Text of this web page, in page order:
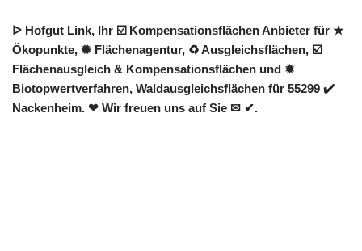
ᐅ Hofgut Link, Ihr ☑️ Kompensationsflächen Anbieter für ★
Ökopunkte, ✺ Flächenagentur, ♻ Ausgleichsflächen, ☑️
Flächenausgleich & Kompensationsflächen und ✹
Biotopwertverfahren, Waldausgleichsflächen für 55299 ✔️
Nackenheim. ❤ Wir freuen uns auf Sie ✉ ✔.